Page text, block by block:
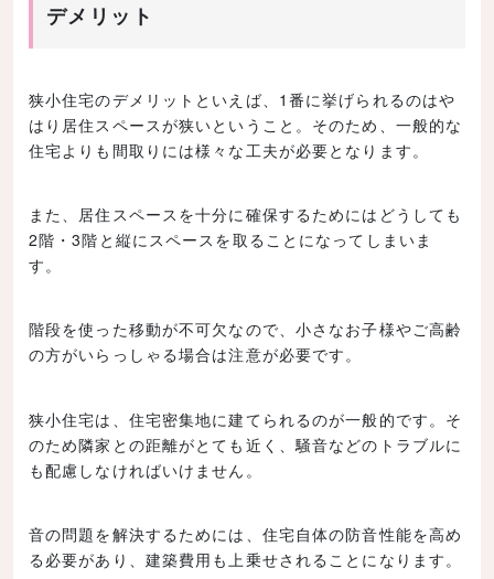
デメリット
狭小住宅のデメリットといえば、1番に挙げられるのはや
はり居住スペースが狭いということ。そのため、一般的な
住宅よりも間取りには様々な工夫が必要となります。
また、居住スペースを十分に確保するためにはどうしても
2階・3階と縦にスペースを取ることになってしまいま
す。
階段を使った移動が不可欠なので、小さなお子様やご高齢
の方がいらっしゃる場合は注意が必要です。
狭小住宅は、住宅密集地に建てられるのが一般的です。そ
のため隣家との距離がとても近く、騒音などのトラブルに
も配慮しなければいけません。
音の問題を解決するためには、住宅自体の防音性能を高め
る必要があり、建築費用も上乗せされることになります。